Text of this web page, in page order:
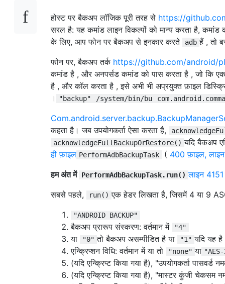
होस्ट पर बैकअप लॉजिक पूरी तरह से https://
सरल है: यह कमांड लाइन विकल्पों को मान्य करता है,
के लिए, आप फोन पर बैकअप से इनकार करते
adb हैं , तो
फोन पर, बैकअप तर्क https://github.com/android/
कमांड है , और अनपर्सड कमांड को पास करता है , जो कि
है , और कॉल करता है , इसे अभी भी अप्रयुक्त फ़ाइल
।
"backup" /system/bin/bu
कहता है। जब उपयोगकर्ता ऐसा करता है,
acknowledgeFullBackupOrRestore() यदि बैकअप
ही फ़ाइल PerformAdbBackupTask ( 400 फ़ाइल,
हम अंत में PerformAdbBackupTask.run() लाइन 4151
सबसे पहले,
run() एक हेडर लिखता है, जिसमें 4 या 9
"ANDROID BACKUP"
बैकअप प्रारूप संस्करण: वर्तमान में "4"
या "0" तो बैकअप असम्पीडित है या "1" यदि यह है
एन्क्रिप्शन विधि: वर्तमान में या तो
"none" या
(यदि एन्क्रिप्ट किया गया है), "उपयोगकर्ता
(यदि एन्क्रिप्ट किया गया है), "मास्टर कुंजी